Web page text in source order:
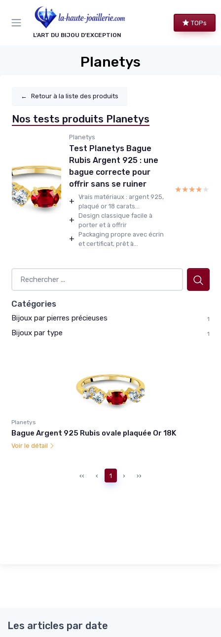
L’ART DU BIJOU D’EXCEPTION
TOPs
Planetys
← Retour à la liste des produits
Nos tests produits Planetys
Planetys
Test Planetys Bague
Rubis Argent 925 : une
bague correcte pour
offrir sans se ruiner
+ Vrais matériaux : argent 925,
plaqué or 18 carats...
+ Design classique facile à
porter et à offrir
+ Packaging propre avec écrin
et certificat, prêt à...
★★★★★
★★★★★
Catégories
Bijoux par pierres précieuses 1
Bijoux par type 1
Planetys
Bague Argent 925 Rubis ovale plaquée Or 18K
Voir le détail
‹‹ ‹ 1 › ››
Les articles par date
Panneau de gestion des cookies